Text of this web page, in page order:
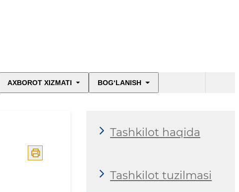
AXBOROT XIZMATI BOG‘LANISH
Tashkilot haqida
Tashkilot tuzilmasi